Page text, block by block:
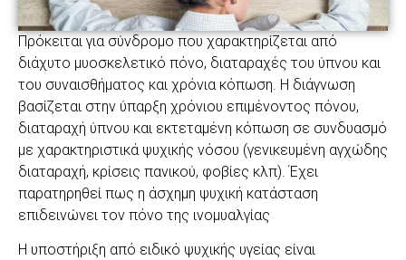
Πρόκειται για σύνδρομο που χαρακτηρίζεται από
διάχυτο μυοσκελετικό πόνο, διαταραχές του ύπνου και
του συναισθήματος και χρόνια κόπωση. Η διάγνωση
βασίζεται στην ύπαρξη χρόνιου επιμένοντος πόνου,
διαταραχή ύπνου και εκτεταμένη κόπωση σε συνδυασμό
με χαρακτηριστικά ψυχικής νόσου (γενικευμένη αγχώδης
διαταραχή, κρίσεις πανικού, φοβίες κλπ). Έχει
παρατηρηθεί πως η άσχημη ψυχική κατάσταση
επιδεινώνει τον πόνο της ινομυαλγίας
Η υποστήριξη από ειδικό ψυχικής υγείας είναι